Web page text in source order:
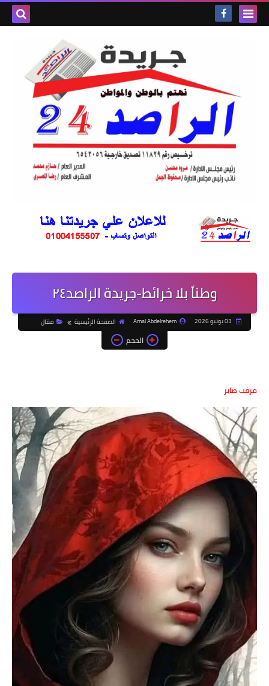
وطناً بلا خرائط-جريدة الراصد٢٤
Amal Abdelrehem الصفحة الرئيسية مقال
الحجم
مرفت صابر